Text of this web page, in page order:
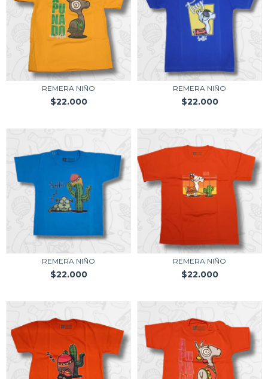
REMERA NIÑO
$22.000
REMERA NIÑO
$22.000
REMERA NIÑO
$22.000
REMERA NIÑO
$22.000